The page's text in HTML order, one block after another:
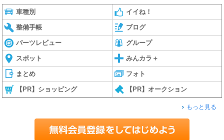
車種別 イイね！
整備手帳 ブログ
パーツレビュー グループ
スポット みんカラ＋
まとめ フォト
【PR】ショッピング 【PR】オークション
もっと見る